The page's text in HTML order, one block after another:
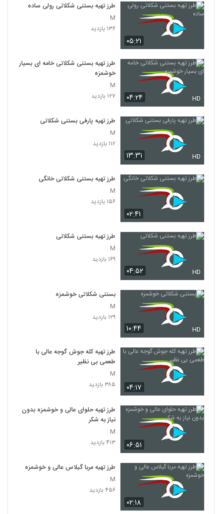
۰۵:۲۱
طرز تهیه بستنی شکلاتی رولی ساده
M
۱۳۶ بازدید
۰۴:۲۴ HD
طرز تهیه بستنی شکلاتی خامه ای بسیار
خوشمزه
M
۱۲۷ بازدید
۱۳:۳۱ HD
طرز تهیه پارفی بستنی شکلاتی
M
۱۱۲ بازدید
۰۲:۴۱
طرز تهیه بستنی شکلاتی خانگی
M
۱۵۶ بازدید
۰۴:۵۲ HD
طرز تهیه بستنی شکلاتی
M
۱۶۹ بازدید
۱۰:۴۴ HD
بستنی شکلاتی خوشمزه
M
۱۲۹ بازدید
۰۴:۱۷
طرز تهیه کله جوش گوجه عالی با
طعمی بی نظیر
M
۳۸۵ بازدید
۰۶:۵۱
طرز تهیه حلوای عالی و خوشمزه بدون
نیاز به شکر
M
۴۱۳ بازدید
۰۲:۱۸
طرز تهیه مربا گیلاس عالی و خوشمزه
M
۴۵۶ بازدید